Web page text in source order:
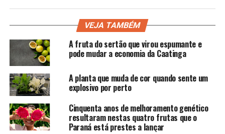
VEJA TAMBÉM
A fruta do sertão que virou espumante e
pode mudar a economia da Caatinga
A planta que muda de cor quando sente um
explosivo por perto
Cinquenta anos de melhoramento genético
resultaram nestas quatro frutas que o
Paraná está prestes a lançar